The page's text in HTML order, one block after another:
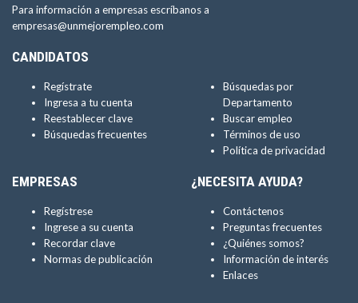
Para información a empresas escríbanos a
empresas@unmejorempleo.com
CANDIDATOS
Regístrate
Ingresa a tu cuenta
Reestablecer clave
Búsquedas frecuentes
Búsquedas por
Departamento
Buscar empleo
Términos de uso
Política de privacidad
EMPRESAS
Regístrese
Ingrese a su cuenta
Recordar clave
Normas de publicación
¿NECESITA AYUDA?
Contáctenos
Preguntas frecuentes
¿Quiénes somos?
Información de interés
Enlaces